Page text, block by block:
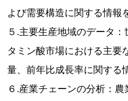
よび需要構造に関する情報
５.主要生産地域のデータ
タミン酸市場における主要
量、前年比成長率に関する
６.産業チェーンの分析：